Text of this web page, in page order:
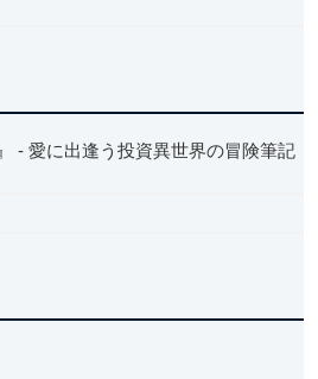
‐ 愛に出逢う投資異世界の冒険筆記